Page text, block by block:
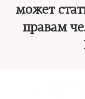
может
правам